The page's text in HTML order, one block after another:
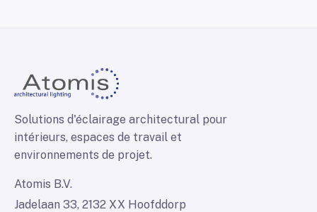
Solutions d'éclairage architectural pour
intérieurs, espaces de travail et
environnements de projet.
Atomis B.V.
Jadelaan 33, 2132 XX Hoofddorp